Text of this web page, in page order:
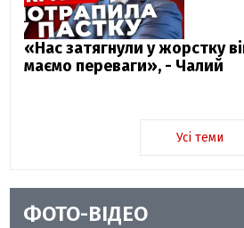
«Нас затягнули у жорстку
маємо переваги», - Чалий
Усі теми
ФОТО-ВІДЕО